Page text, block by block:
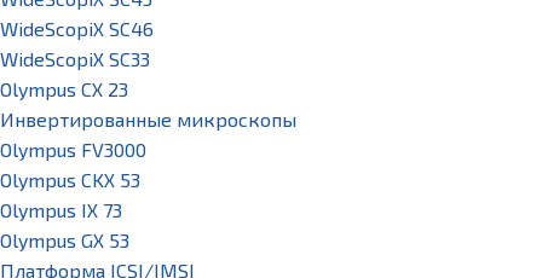
WideScopiX SC46
WideScopiX SC33
Olympus CX 23
Инвертированные микроскопы
Olympus FV3000
Olympus CKX 53
Olympus IX 73
Olympus GX 53
Платформа ICSI/IMSI